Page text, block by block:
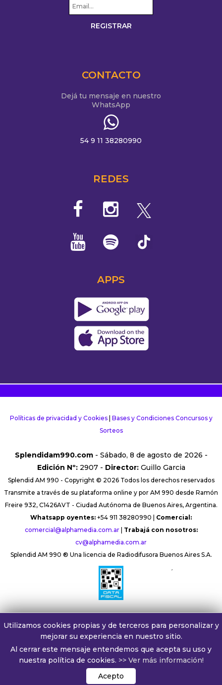
CONTACTO
Dejá tu mensaje en nuestro
WhatsApp
54 9 11 38280990
REDES
APPS
Políticas de privacidad y Cookies| Bases y Condiciones Concursos y
Sorteos
Splendidam990.com- Sábado, 8 de agosto de 2026 -
Edición Nº:2907 - Director:Guillo Garcia
Splendid AM 990 - Copyright © 2026 Todos los derechos reservados
Transmite a través de su plataforma online y por AM 990 desde Ramón
Freire 932, C1426AVT - Ciudad Autónoma de Buenos Aires, Argentina.
Whatsapp oyentes: +54 911 38280990 | Comercial:
comercial@alphamedia.com.ar| Trabajá con nosotros:
cv@alphamedia.com.ar
Splendid AM 990 ® Una licencia de Radiodifusora Buenos Aires S.A.
´
Utilizamos cookies propias y de terceros para personalizar y
mejorar su experiencia en nuestro sitio.
Al cerrar este mensaje entendemos que acepta su uso y
nuestra política de cookies. >> Ver más información!
Acepto